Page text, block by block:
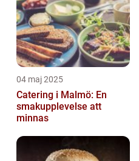
04 maj 2025
Catering i Malmö: En
smakupplevelse att
minnas